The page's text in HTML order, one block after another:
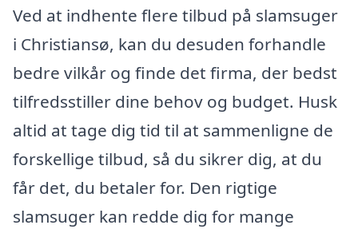
Ved at indhente flere tilbud på slamsuger
i Christiansø, kan du desuden forhandle
bedre vilkår og finde det firma, der bedst
tilfredsstiller dine behov og budget. Husk
altid at tage dig tid til at sammenligne de
forskellige tilbud, så du sikrer dig, at du
får det, du betaler for. Den rigtige
slamsuger kan redde dig for mange